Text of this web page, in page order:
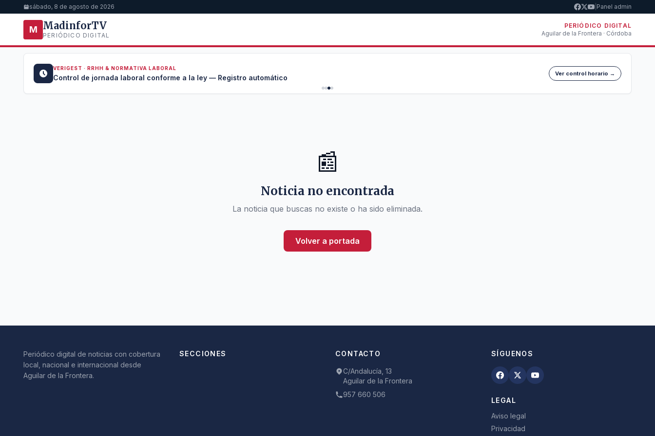
sábado, 8 de agosto de 2026 Panel admin
M MadinforTV
PERIÓDICO DIGITAL
PERIÓDICO DIGITAL
Aguilar de la Frontera · Córdoba
VERIGEST · RRHH & NORMATIVA LABORAL
Control de jornada laboral conforme a la ley — Registro automático Ver control horario →
📰
Noticia no encontrada
La noticia que buscas no existe o ha sido eliminada.
Volver a portada
Periódico digital de noticias con cobertura
local, nacional e internacional desde
Aguilar de la Frontera.
SECCIONES CONTACTO
C/Andalucía, 13
Aguilar de la Frontera
957 660 506
SÍGUENOS
LEGAL
Aviso legal
Privacidad